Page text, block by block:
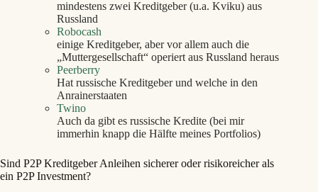
mindestens zwei Kreditgeber (u.a. Kviku) aus
Russland
Robocash
einige Kreditgeber, aber vor allem auch die
„Muttergesellschaft“ operiert aus Russland heraus
Peerberry
Hat russische Kreditgeber und welche in den
Anrainerstaaten
Twino
Auch da gibt es russische Kredite (bei mir
immerhin knapp die Hälfte meines Portfolios)
Sind P2P Kreditgeber Anleihen sicherer oder risikoreicher als
ein P2P Investment?